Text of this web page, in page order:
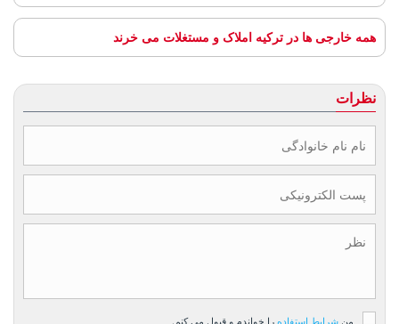
همه خارجی ها در ترکیه املاک و مستغلات می خرند
نظرات
من شرایط استفاده را خواندم و قبول می کنم.